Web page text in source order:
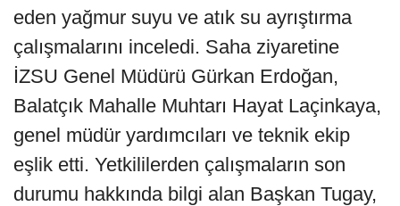
eden yağmur suyu ve atık su ayrıştırma
çalışmalarını inceledi. Saha ziyaretine
İZSU Genel Müdürü Gürkan Erdoğan,
Balatçık Mahalle Muhtarı Hayat Laçinkaya,
genel müdür yardımcıları ve teknik ekip
eşlik etti. Yetkililerden çalışmaların son
durumu hakkında bilgi alan Başkan Tugay,